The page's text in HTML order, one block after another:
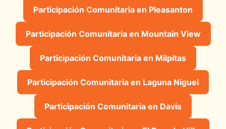
Participación Comunitaria en Pleasanton
Participación Comunitaria en Mountain View
Participación Comunitaria en Milpitas
Participación Comunitaria en Laguna Niguel
Participación Comunitaria en Davis